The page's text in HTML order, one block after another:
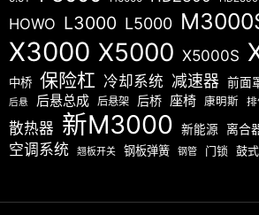
HOWO L3000 L5000
X3000 X5000 X5000S
中桥 保险杠 冷却系统 减速器 前面
后悬 后悬总成 后悬架 后桥 座椅 康明斯 排
散热器 新M3000 新能源 离合
空调系统 翘板开关 钢板弹簧 钢管 门锁 鼓